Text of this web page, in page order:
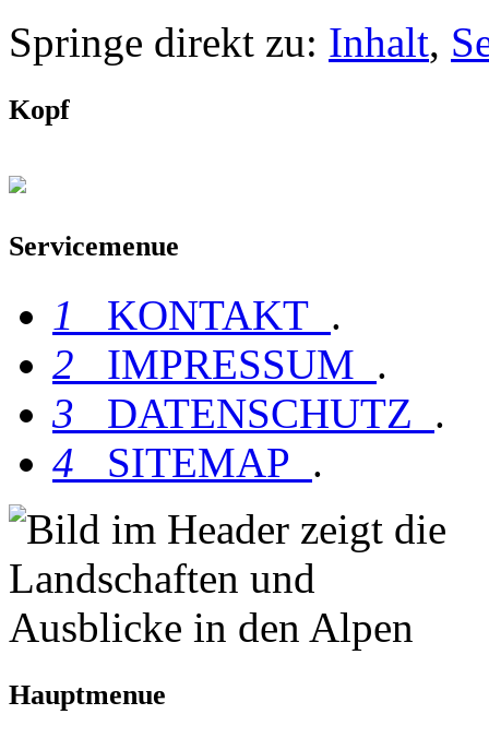
Springe direkt zu: Inhalt,
Kopf
Servicemenue
1 KONTAKT .
2
IMPRESSUM .
3
DATENSCHUTZ .
4
SITEMAP .
Hauptmenue